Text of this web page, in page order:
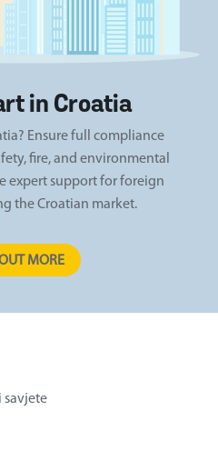
in Croatia
Ensure full compliance
fire, and environmental
expert support for foreign
the Croatian market.
MORE
savjete